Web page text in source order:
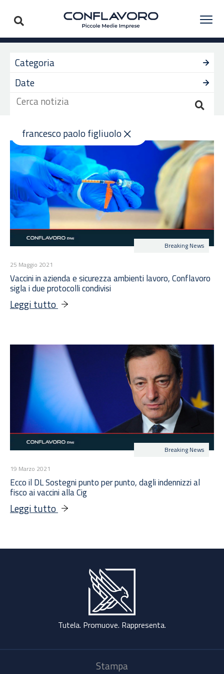
Categoria
Date
francesco paolo figliuolo
Breaking News
25 Maggio 2021
Vaccini in azienda e sicurezza ambienti lavoro, Conflavoro
sigla i due protocolli condivisi
Leggi tutto
Breaking News
19 Marzo 2021
Ecco il DL Sostegni punto per punto, dagli indennizzi al
fisco ai vaccini alla Cig
Leggi tutto
Tutela. Promuove. Rappresenta.
Stampa